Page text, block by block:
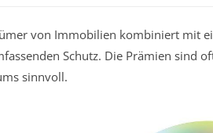
von Immobilien kombiniert mit
Schutz. Die Prämien sind
sinnvoll.